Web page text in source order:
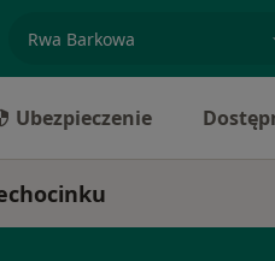
Ubezpieczenie